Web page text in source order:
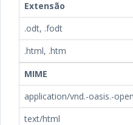
Extensão
.odt, .fodt
.html, .htm
MIME
application/vnd.-oasis.-
text/html